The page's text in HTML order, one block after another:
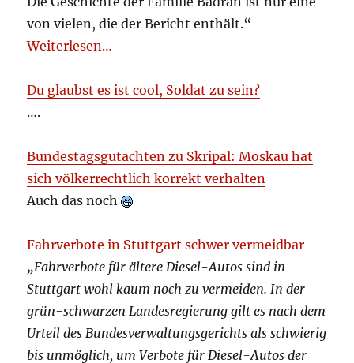
von vielen, die der Bericht enthält.“
Weiterlesen…
Du glaubst es ist cool, Soldat zu sein?
….
Bundestagsgutachten zu Skripal: Moskau hat
sich völkerrechtlich korrekt verhalten
Auch das noch
Fahrverbote in Stuttgart schwer vermeidbar
„Fahrverbote für ältere Diesel-Autos sind in
Stuttgart wohl kaum noch zu vermeiden. In der
grün-schwarzen Landesregierung gilt es nach dem
Urteil des Bundesverwaltungsgerichts als schwierig
bis unmöglich, um Verbote für Diesel-Autos der